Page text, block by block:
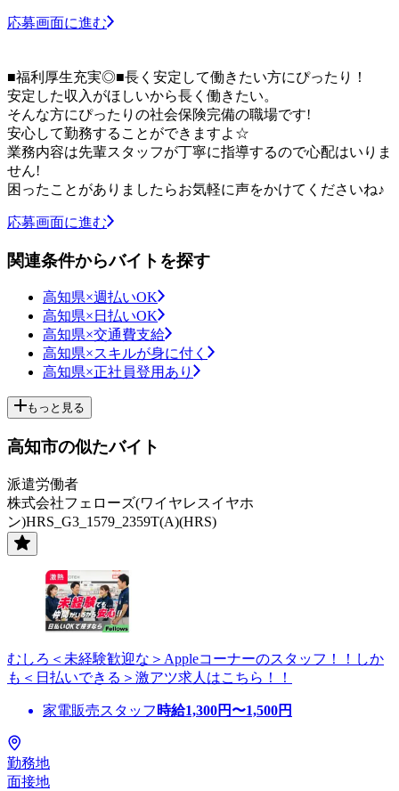
応募画面に進む
■福利厚生充実◎■長く安定して働きたい方にぴったり！
安定した収入がほしいから長く働きたい。
そんな方にぴったりの社会保険完備の職場です!
安心して勤務することができますよ☆
業務内容は先輩スタッフが丁寧に指導するので心配はいりま
せん!
困ったことがありましたらお気軽に声をかけてくださいね♪
応募画面に進む
関連条件からバイトを探す
高知県×週払いOK
高知県×日払いOK
高知県×交通費支給
高知県×スキルが身に付く
高知県×正社員登用あり
もっと見る
高知市の似たバイト
派遣労働者
株式会社フェローズ(ワイヤレスイヤホ
ン)HRS_G3_1579_2359T(A)(HRS)
むしろ＜未経験歓迎な＞Appleコーナーのスタッフ！！しか
も＜日払いできる＞激アツ求人はこちら！！
家電販売スタッフ 時給1,300円〜1,500円
勤務地
面接地